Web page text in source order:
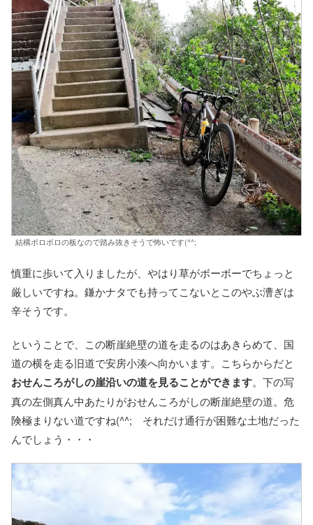
結構ボロボロの板なので踏み抜きそうで怖いです(^^;
慎重に歩いて入りましたが、やはり草がボーボーでちょっと
厳しいですね。鎌かナタでも持ってこないとこのやぶ漕ぎは
辛そうです。
ということで、この断崖絶壁の道を走るのはあきらめて、国
道の横を走る旧道で安房小湊へ向かいます。こちらからだと
おせんころがしの崖沿いの道を見ることができます。下の写
真の左側真ん中あたりがおせんころがしの断崖絶壁の道。危
険極まりない道ですね(^^; それだけ通行が困難な土地だった
んでしょう・・・